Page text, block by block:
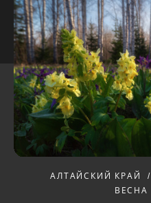
АЛТАЙСКИЙ КРАЙ
ВЕСНА